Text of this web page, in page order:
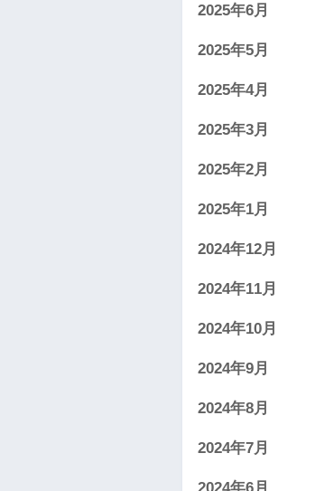
2025年6月
2025年5月
2025年4月
2025年3月
2025年2月
2025年1月
2024年12月
2024年11月
2024年10月
2024年9月
2024年8月
2024年7月